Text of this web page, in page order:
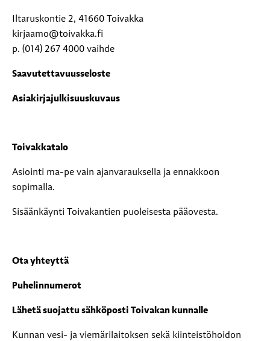
Iltaruskontie 2, 41660 Toivakka
kirjaamo@toivakka.fi
p. (014) 267 4000 vaihde
Saavutettavuusseloste
Asiakirjajulkisuuskuvaus
Toivakkatalo
Asiointi ma-pe vain ajanvarauksella ja ennakkoon
sopimalla.
Sisäänkäynti Toivakantien puoleisesta pääovesta.
Ota yhteyttä
Puhelinnumerot
Lähetä suojattu sähköposti Toivakan kunnalle
Kunnan vesi- ja viemärilaitoksen sekä kiinteistöhoidon